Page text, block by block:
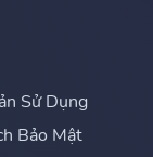
Sử Dụng
Bảo Mật